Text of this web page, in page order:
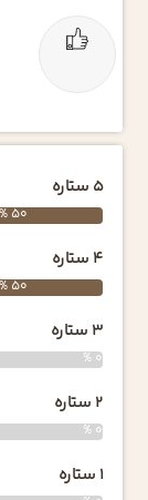
5 ستاره
50 %
4 ستاره
50 %
3 ستاره
0 %
2 ستاره
0 %
1 ستاره